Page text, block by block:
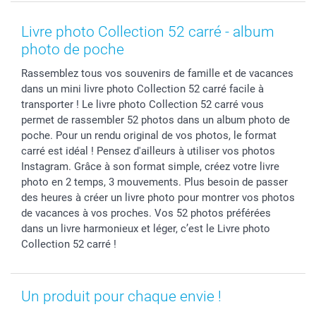
Coques smartphone
Stickers & Etiquettes
Dénicheur d'idées cadeau
Fête des Mères
Fête des Pères
Baptême
Toussaint
Rentrée des classes
Saint-Valentin
Vacances
Droit de rétraction
Plaintes
Gestion des cookies
Tarifs
Partenariats & Influence
Investisseurs
Aide
smartbonus
Livraison
Modes de paiement
Grandes quantités
Statut de ma commande
Livre photo Collection 52 carré - album
photo de poche
Rassemblez tous vos souvenirs de famille et de vacances
dans un mini livre photo Collection 52 carré facile à
transporter ! Le livre photo Collection 52 carré vous
permet de rassembler 52 photos dans un album photo de
poche. Pour un rendu original de vos photos, le format
carré est idéal ! Pensez d'ailleurs à utiliser vos photos
Instagram. Grâce à son format simple, créez votre livre
photo en 2 temps, 3 mouvements. Plus besoin de passer
des heures à créer un livre photo pour montrer vos photos
de vacances à vos proches. Vos 52 photos préférées
dans un livre harmonieux et léger, c’est le Livre photo
Collection 52 carré !
Un produit pour chaque envie !